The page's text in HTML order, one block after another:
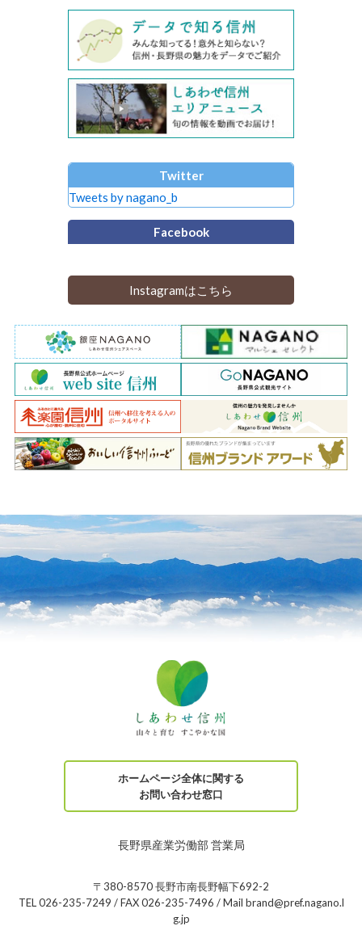
Twitter
Tweets by nagano_b
Facebook
Instagramはこちら
ホームページ全体に関する
お問い合わせ窓口
長野県産業労働部 営業局
〒380-8570 長野市南長野幅下692-2
TEL 026-235-7249 / FAX 026-235-7496 / Mail brand@pref.nagano.l
g.jp